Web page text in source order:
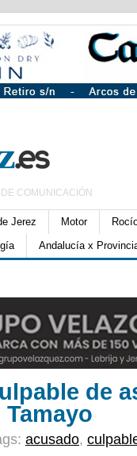
COMUNICACIÓN
Jerez Motor
Andalucía x
de
acusado,